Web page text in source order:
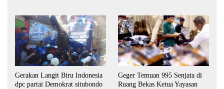
Gerakan Langit Biru Indonesia
dpc partai Demokrat situbondo
Geger Temuan 995 Senjata di
Ruang Bekas Ketua Yayasan